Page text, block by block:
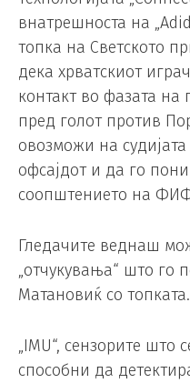
внатрешноста на
топка на Светското
дека хрватскиот
контакт во фазата на
пред голот против
овозможи на
офсајдот и да го
соопштението на
Гледачите веднаш
„отчукувања“ што го
Матановиќ со топката.
„IMU“, сензорите што
способни да